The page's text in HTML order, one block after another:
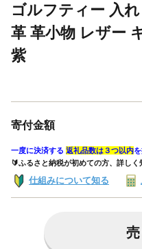
ゴルフティー 入
革 革小物 レザー
紫
寄付金額
一度に決済する 返礼品数は３つ以内
🔰ふるさと納税が初めての方、詳しく
仕組みについて知る